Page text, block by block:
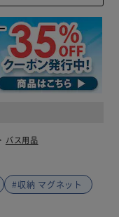
バス用品
#収納 マグネット